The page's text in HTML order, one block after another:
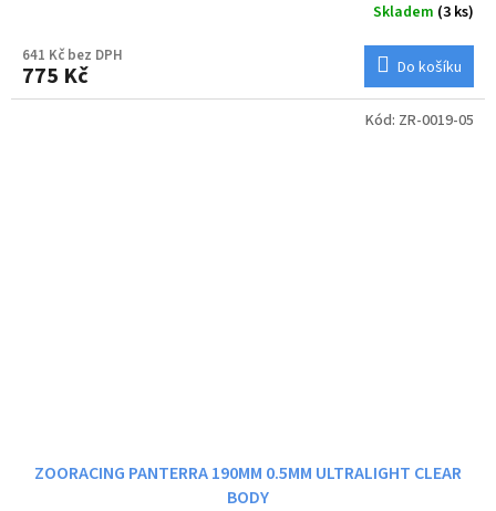
Skladem (3 ks)
641 Kč bez DPH
775 Kč Do košíku
ZOORACING PANTERRA 190MM 0.5MM ULTRALIGHT CLEAR
BODY
Kód: ZR-0019-05